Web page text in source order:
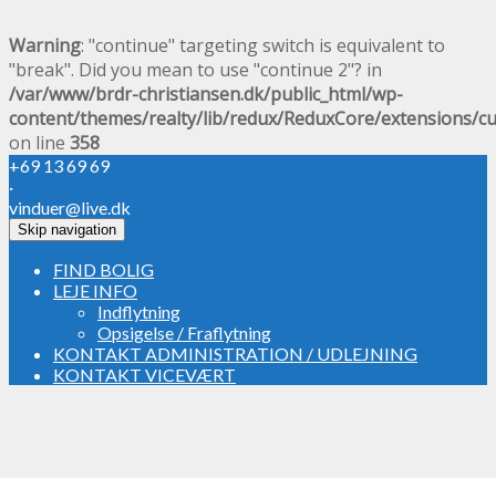
Warning: "continue" targeting switch is equivalent to
"break". Did you mean to use "continue 2"? in
/var/www/brdr-christiansen.dk/public_html/wp-
content/themes/realty/lib/redux/ReduxCore/extensions/
on line 358
+69 13 69 69
·
vinduer@live.dk
Skip navigation
FIND BOLIG
LEJE INFO
Indflytning
Opsigelse / Fraflytning
KONTAKT ADMINISTRATION / UDLEJNING
KONTAKT VICEVÆRT